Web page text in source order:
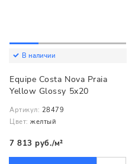
В наличии
Equipe Costa Nova Praia
Yellow Glossy 5x20
Артикул: 28479
Цвет: желтый
7 813 руб./м²